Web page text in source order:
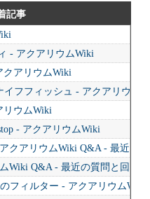
記事
- アクアリウムWiki
クアリウムWiki
イフフィッシュ - アクアリウム
リウムWiki
- アクアリウムWiki
クアリウムWiki Q&A - 最近の
Wiki Q&A - 最近の質問と回答
フィルター - アクアリウム